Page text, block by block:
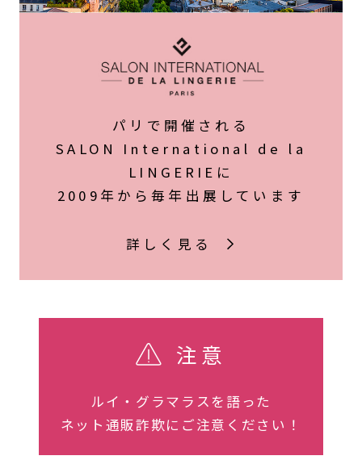
パリで開催される
SALON International de la
LINGERIEに
2009年から毎年出展しています
詳しく見る
注意
ルイ・グラマラスを語った
ネット通販詐欺にご注意ください！